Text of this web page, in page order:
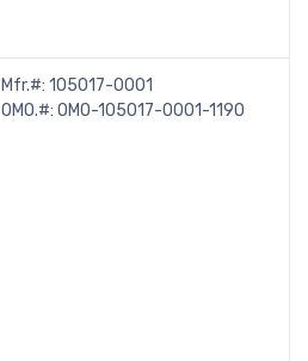
Mfr.#: 105017-0001
OMO.#: OMO-105017-0001-1190